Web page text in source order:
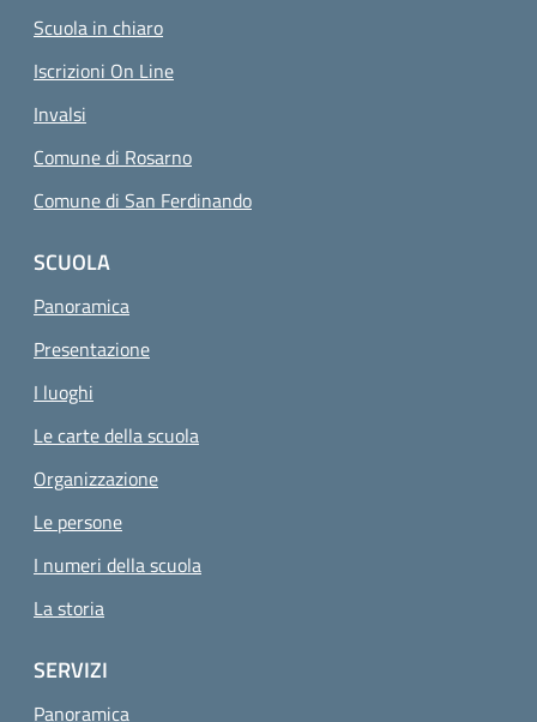
Scuola in chiaro
Iscrizioni On Line
Invalsi
Comune di Rosarno
Comune di San Ferdinando
SCUOLA
Panoramica
Presentazione
I luoghi
Le carte della scuola
Organizzazione
Le persone
I numeri della scuola
La storia
SERVIZI
Panoramica